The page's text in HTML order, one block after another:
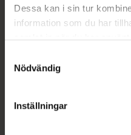
Dessa kan i sin tur
information som du har
samlat in när du har
återkalla ditt samtycke via
cookieinställningar. Ett
lagligheten av behandling
Nödvändig
Inställningar
övriga strumpor som
kompressionsnivå
För att hitta din
du bör utgå ifrån (i